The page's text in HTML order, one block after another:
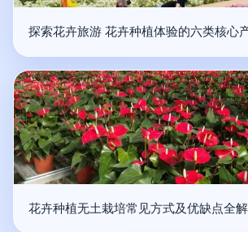
探索花卉旅游 花卉种植体验的六类核心
花卉种植无土栽培常见方式及优缺点全